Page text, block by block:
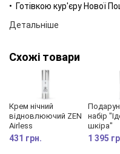
Каприловий/
пом’якшувальний засіб
жирної плівки.
• Готівкою кур'єру Нової
Детальніше
Схожі товари
Крем нічний
відновлюючий ZEN
Airless
431 грн.
набір
шкіра"
1 395